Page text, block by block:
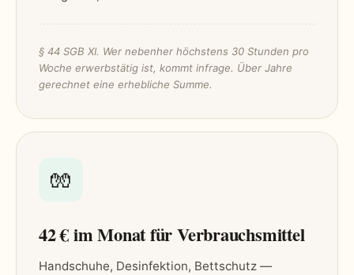
§ 44 SGB XI. Wer nebenher höchstens 30 Stunden pro
Woche erwerbstätig ist, kommt infrage. Über Jahre
gerechnet eine erhebliche Summe.
🧤
42 € im Monat für Verbrauchsmittel
Handschuhe, Desinfektion, Bettschutz —